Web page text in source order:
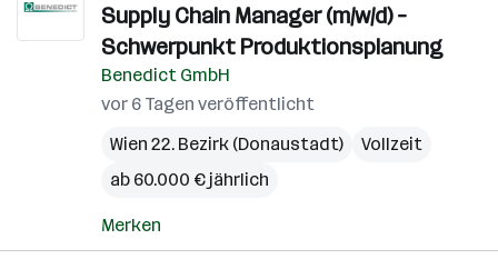
Supply Chain Manager (m/w/d) –
Schwerpunkt Produktionsplanung
Benedict GmbH
vor 6 Tagen veröffentlicht
Wien 22. Bezirk (Donaustadt)
Vollzeit
ab 60.000 € jährlich
Merken